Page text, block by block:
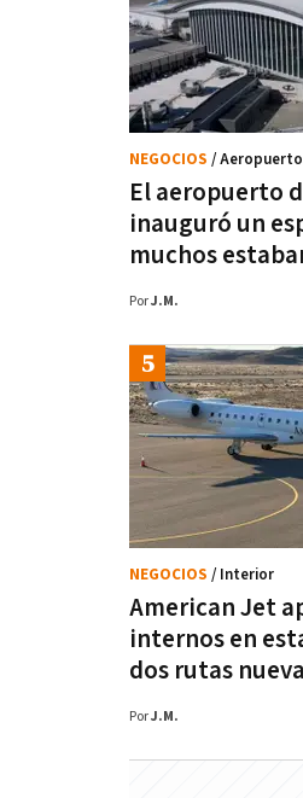
El aeropuerto
inauguró un
muchos
NEGOCIOS /
PorJ.M.
American Jet
internos en
dos rutas
NEGOCIOS / Interior
PorJ.M.